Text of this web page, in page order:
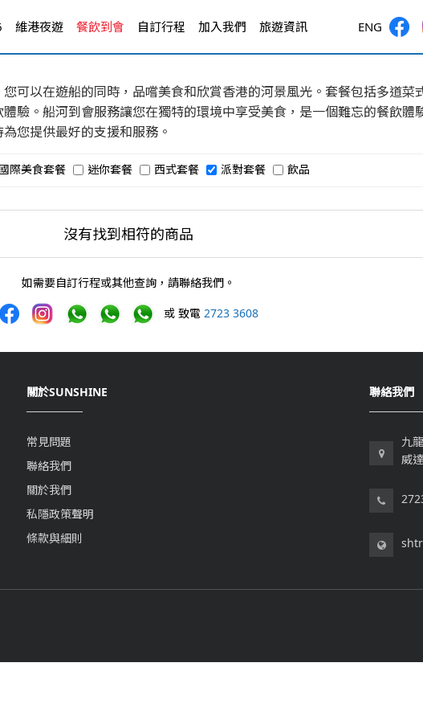
維港夜遊 餐飲到會 自訂行程 加入我們 旅遊資訊 ENG
可以在遊船的同時，品嚐美食和欣賞香港的河景風光。套餐包括多道菜
驗。船河到會服務讓您在獨特的環境中享受美食，是一個難忘的餐飲體
您提供最好的支援和服務。
際美食套餐 迷你套餐 西式套餐 派對套餐 飲品
沒有找到相符的商品
如需要自訂行程或其他查詢，請聯絡我們。
或 致電 2723 3608
關於SUNSHINE
常見問題
聯絡我們
關於我們
私隱政策聲明
條款與細則
聯絡我們
九
威